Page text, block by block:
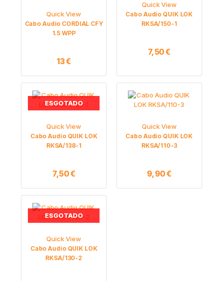
Quick View
Cabo Audio CORDIAL CFY
1.5 WPP
13€
Quick View
Cabo Audio QUIK LOK
RKSA/150-1
7,50€
ESGOTADO
Quick View
Cabo Audio QUIK LOK
RKSA/138-1
7,50€
Quick View
Cabo Audio QUIK LOK
RKSA/110-3
9,90€
ESGOTADO
Quick View
Cabo Audio QUIK LOK
RKSA/130-2